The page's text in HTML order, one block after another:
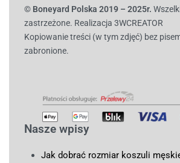
© Boneyard Polska 2019 – 2025r.
zastrzeżone. Realizacja 3WCREATOR
Kopiowanie treści (w tym zdjęć) bez
zabronione.
Nasze wpisy
Jak dobrać rozmiar koszuli